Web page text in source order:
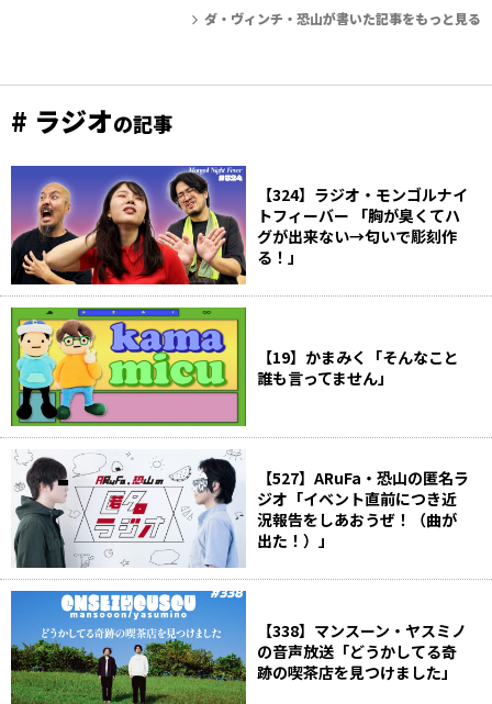
ダ・ヴィンチ・恐山が書いた記事をもっと見る
# ラジオの記事
【324】ラジオ・モンゴルナイ
トフィーバー 「胸が臭くてハ
グが出来ない→匂いで彫刻作
る！」
【19】かまみく「そんなこと
誰も言ってません」
【527】ARuFa・恐山の匿名ラ
ジオ「イベント直前につき近
況報告をしあおうぜ！（曲が
出た！）」
【338】マンスーン・ヤスミノ
の音声放送「どうかしてる奇
跡の喫茶店を見つけました」